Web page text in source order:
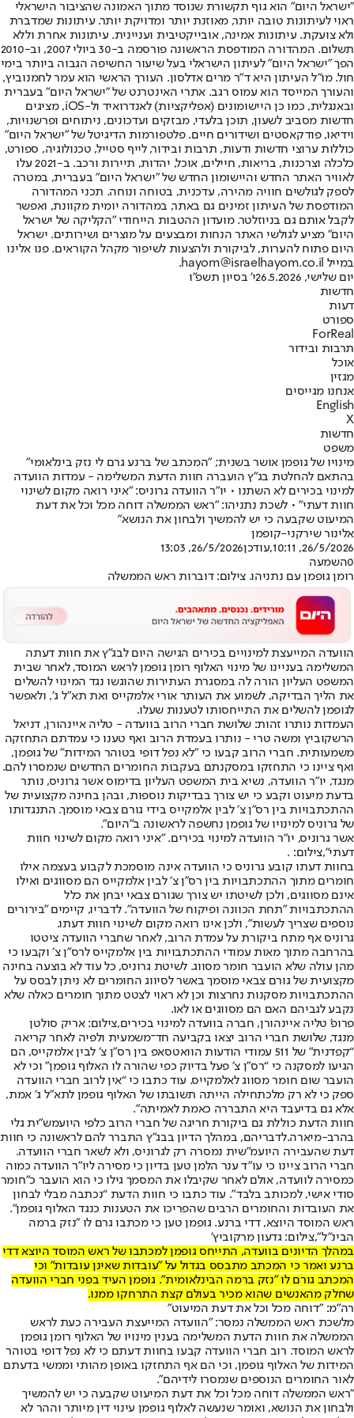
"ישראל היום" הוא גוף תקשורת שנוסד מתוך האמונה שהציבור הישראלי
ראוי לעיתונות טובה יותר, מאוזנת יותר ומדויקת יותר. עיתונות שמדברת
ולא צועקת. עיתונות אמינה, אובייקטיבית ועניינית. עיתונות אחרת וללא
תשלום. המהדורה המודפסת הראשונה פורסמה ב-30 ביולי 2007, וב-2010
הפך "ישראל היום" לעיתון הישראלי בעל שיעור החשיפה הגבוה ביותר בימי
חול. מו"ל העיתון היא ד"ר מרים אדלסון. העורך הראשי הוא עמר לחמנוביץ,
והעורך המייסד הוא עמוס רגב. אתרי האינטרנט של "ישראל היום" בעברית
ובאנגלית, כמו כן היישומונים (אפליקציות) לאנדרואיד ול-iOS, מציגים
חדשות מסביב לשעון, תוכן בלעדי, מבזקים ועדכונים, ניתוחים ופרשנויות,
וידיאו, פודקאסטים ושידורים חיים. פלטפורמות הדיגיטל של "ישראל היום"
כוללות ערוצי חדשות ודעות, תרבות ובידור, לייף סטייל, טכנולוגיה, ספורט,
כלכלה וצרכנות, בריאות, חיילים, אוכל, יהדות, תיירות ורכב. ב-2021 עלו
לאוויר האתר החדש והיישומון החדש של "ישראל היום" בעברית, במטרה
לספק לגולשים חוויה מהירה, עדכנית, בטוחה ונוחה. תכני המהדורה
המודפסת של העיתון זמינים גם באתר, במהדורה יומית מקוונת, ואפשר
לקבל אותם גם בניוזלטר. מועדון ההטבות הייחודי "הקליקה של ישראל
היום" מציע לגולשי האתר הנחות ומבצעים על מוצרים ושירותים. ישראל
היום פתוח להערות, לביקורת ולהצעות לשיפור מקהל הקוראים. פנו אלינו
במייל hayom@israelhayom.co.il.
יום שלישי, 26.5.2026
י' בסיון תשפ"ו
חדשות
דעות
ספורט
ForReal
תרבות ובידור
אוכל
מגזין
אנחנו מגייסים
English
X
חדשות
משפט
מינויו של גופמן אושר בשנית; "המכתב של ברנע גרם לי נזק בינלאומי"
בהתאם להחלטת בג״ץ הועברה חוות הדעת המשלימה - עמדות הוועדה
למינוי בכירים לא השתנו • יו"ר הוועדה גרוניס: "איני רואה מקום לשינוי
חוות דעתי" • לשכת נתניהו: "ראש הממשלה דוחה מכל וכל את דעת
המיעוט שקבעה כי יש להמשיך ולבחון את הנושא"
אלינור שירקני-קופמן
26/5/2026, 10:11
,עודכן26/5/2026, 13:03
0השמעה
רומן גופמן עם נתניהו. צילום: דוברות ראש הממשלה
הוועדה המייעצת למינויים בכירים הגישה היום לבג״ץ את חוות דעתה
המשלימה בעניינו של מינוי האלוף רומן גופמן לראש המוסד, לאחר שבית
המשפט העליון הורה לה במסגרת העתירות שהוגשו נגד המינוי להשלים
את הליך הבדיקה, לשמוע את העותר אורי אלמקייס ואת תא״ל ג׳, ולאפשר
לגופמן להשלים את התייחסותו לטענות שעלו.
העמדות נותרו זהות: שלושת חברי הרוב בוועדה - טליה איינהורן, דניאל
הרשקוביץ ומשה טרי - נותרו בעמדת הרוב ואף טענו כי עמדתם התחזקה
משמעותית. חברי הרוב קבעו כי "לא נפל דופי בטוהר המידות" של גופמן,
ואף ציינו כי התחזקו במסקנתם בעקבות החומרים החדשים שנמסרו להם.
מנגד, יו״ר הוועדה, נשיא בית המשפט העליון בדימוס אשר גרוניס, נותר
בדעת מיעוט וקבע כי יש צורך בבדיקות נוספות, ובהן בחינה מקצועית של
ההתכתבויות בין רס״ן צ׳ לבין אלמקייס בידי גורם צבאי מוסמך. התנגדותו
של גרוניס למינויו של גופמן נחשפה לראשונה ב״היום״.
אשר גרוניס, יו"ר הוועדה למינוי בכירים. "איני רואה מקום לשינוי חוות
דעתי",צילום: .
בחוות דעתו קובע גרוניס כי הוועדה אינה מוסמכת לקבוע בעצמה אילו
חומרים מתוך ההתכתבויות בין רס״ן צ׳ לבין אלמקייס הם מסווגים ואילו
אינם מסווגים, ולכן לשיטתו יש צורך שגורם צבאי יבחן את כלל
ההתכתבויות "תחת הכוונה ופיקוח של הוועדה". לדבריו, קיימים "בירורים
נוספים שצריך לעשות", ולכן אינו רואה מקום לשינוי חוות דעתו.
גרוניס אף מתח ביקורת על עמדת הרוב, לאחר שחברי הוועדה ציטטו
בהרחבה מתוך מאות עמודי ההתכתבויות בין אלמקייס לרס״ן צ׳ וקבעו כי
מהן עולה שלא הועבר חומר מסווג. לשיטת גרוניס, כל עוד לא בוצעה בחינה
מקצועית של גורם צבאי מוסמך באשר לסיווג החומרים לא ניתן לבסס על
ההתכתבויות מסקנות נחרצות וכן לא ראוי לצטט מתוך חומרים כאלה שלא
נקבע לגביהם האם הם מסווגים או לאו.
פרופ' טליה איינהורן, חברה בוועדה למינוי בכירים,צילום: אריק סולטן
מנגד, שלושת חברי הרוב יצאו בקביעה חד־משמעית ולפיה לאחר קריאה
“קפדנית” של 511 עמודי הודעות הוואטסאפ בין רס״ן צ׳ לבין אלמקייס, הם
הגיעו למסקנה כי “רס״ן צ׳ פעל בדיוק כפי שהורה לו האלוף גופמן” וכי לא
הועבר שום חומר מסווג לאלמקייס. עוד כתבו כי “אין לרוב חברי הוועדה
ספק כי לא רק מלכתחילה הייתה תשובתו של האלוף גופמן לתא״ל ג׳ אמת,
אלא גם בדיעבד היא התבררה כאמת לאמיתה”.
חוות הדעת כוללת גם ביקורת חריגה של חברי הרוב כלפי היועמש"ית גלי
בהרב-מיארה.לדבריהם, במהלך הדיון בבג״ץ התברר להם לראשונה כי חוות
דעת שהעבירה היועמ״שית נמסרה רק לגרוניס, ולא לשאר חברי הוועדה.
חברי הרוב ציינו כי עו״ד ענר הלמן טען בדיון כי מסירה ליו״ר הוועדה כמוה
כמסירה לוועדה, אולם לאחר שקיבלו את המסמך גילו כי הוא הועבר כ”חומר
סודי אישי, למכותב בלבד”. עוד כתבו כי חוות הדעת “נכתבה מבלי לבחון
את העובדות והחומרים הרבים שהפריכו את הטענות כנגד האלוף גופמן”.
ראש המוסד היוצא, דדי ברנע. גופמן טען כי מכתבו גרם לו "נזק ברמה
הבינ"ל",צילום: גדעון מרקוביץ'
במהלך הדיונים בוועדה, התייחס גופמן למכתבו של ראש המוסד היוצא דדי
ברנע ואמר כי המכתב מתבסס בגדול על ״עובדות שאינן עובדות״ וכי
המכתב גורם לו ״נזק ברמה הבינלאומית״. גופמן העיד בפני חברי הוועדה
שחלק מהאנשים שהוא מכיר בעולם קצת התרחקו ממנו.
רה"מ: "דוחה מכל וכל את דעת המיעוט"
מלשכת ראש הממשלה נמסר: "הוועדה המייעצת העבירה כעת לראש
הממשלה את חוות הדעת המשלימה בענין מינויו של האלוף רומן גופמן
לראש המוסד. רוב חברי הוועדה קבעו בחוות דעתם כי לא נפל דופי בטוהר
המידות של האלוף גופמן, וכי הם אף התחזקו באופן מהותי וממשי בדעתם
לאור החומרים הנוספים שנמסרו לידיהם".
"ראש הממשלה דוחה מכל וכל את דעת המיעוט שקבעה כי יש להמשיך
ולבחון את הנושא, ואומר שנעשה לאלוף גופמן עינוי דין מיותר וההר לא